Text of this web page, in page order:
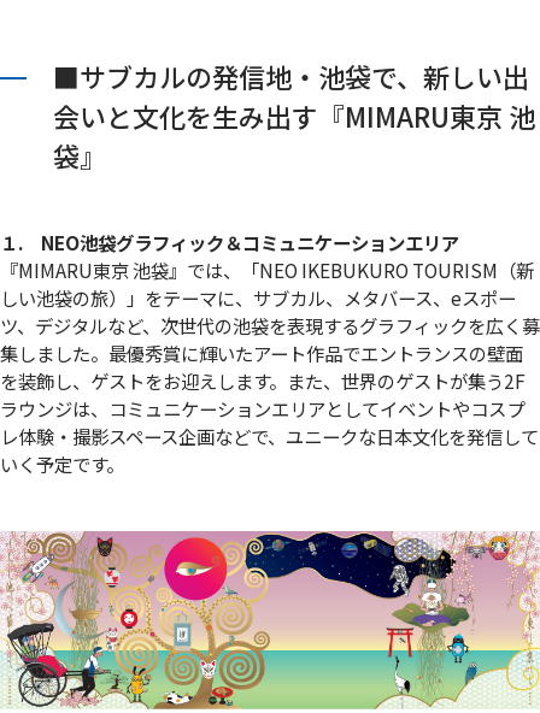
■サブカルの発信地・池袋で、新しい出
会いと文化を生み出す『MIMARU東京 池
袋』
１. NEO池袋グラフィック＆コミュニケーションエリア
『MIMARU東京 池袋』では、「NEO IKEBUKURO TOURISM（新
しい池袋の旅）」をテーマに、サブカル、メタバース、eスポー
ツ、デジタルなど、次世代の池袋を表現するグラフィックを広く募
集しました。最優秀賞に輝いたアート作品でエントランスの壁面
を装飾し、ゲストをお迎えします。また、世界のゲストが集う2F
ラウンジは、コミュニケーションエリアとしてイベントやコスプ
レ体験・撮影スペース企画などで、ユニークな日本文化を発信して
いく予定です。